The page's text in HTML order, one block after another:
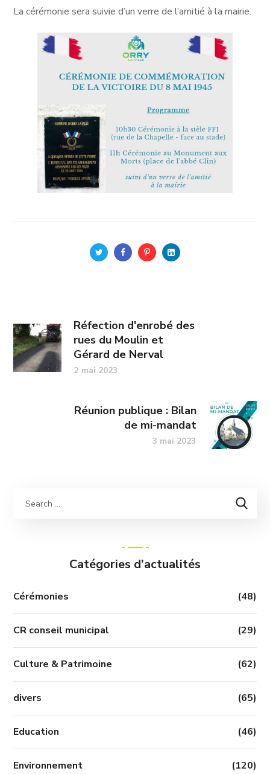
La cérémonie sera suivie d’un verre de l’amitié à la mairie.
Réfection d'enrobé des
rues du Moulin et
Gérard de Nerval
2 mai 2023
Réunion publique : Bilan
de mi-mandat
3 mai 2023
Catégories d’actualités
Cérémonies (48)
CR conseil municipal (29)
Culture & Patrimoine (62)
divers (65)
Education (46)
Environnement (120)